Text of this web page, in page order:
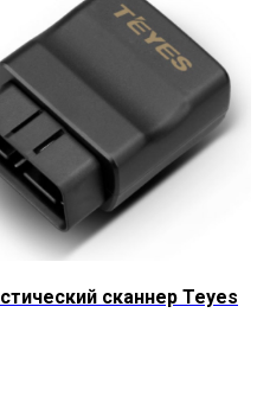
сканнер Teyes